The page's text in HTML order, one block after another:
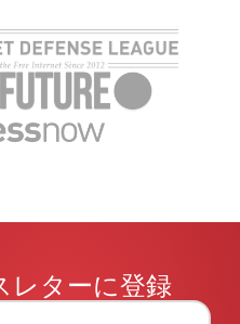
Mac＆iOS
レターに登録